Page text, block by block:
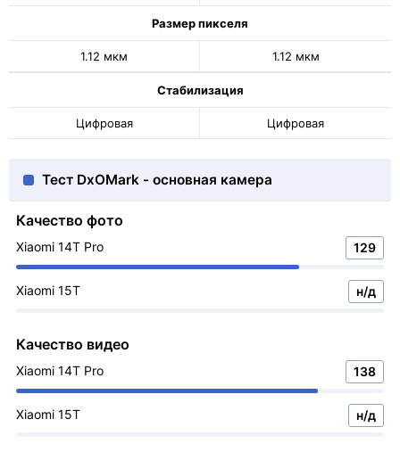
Размер пикселя
1.12 мкм 1.12 мкм
Стабилизация
Цифровая Цифровая
Тест DxOMark - основная камера
Качество фото
Xiaomi 14T Pro 129
Xiaomi 15T н/д
Качество видео
Xiaomi 14T Pro 138
Xiaomi 15T н/д